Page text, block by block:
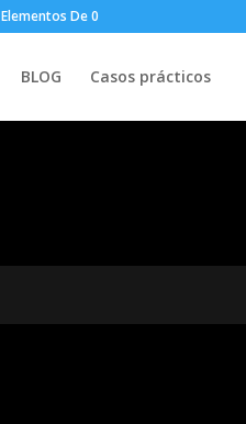
Elementos De 0
BLOG Casos prácticos